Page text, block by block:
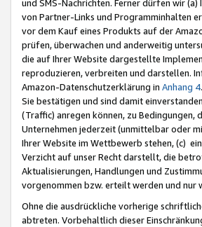
und SMS-Nachrichten. Ferner dürfen wir
von Partner-Links und Programminhalten
vor dem Kauf eines Produkts auf der
prüfen, überwachen und anderweitig
die auf Ihrer Website dargestellte
reproduzieren, verbreiten und darstellen.
Amazon-Datenschutzerklärung in Anhang 4.
Sie bestätigen und sind damit
(Traffic) anregen können, zu Bedingungen,
Unternehmen jederzeit (unmittelbar oder
Ihrer Website im Wettbewerb stehen, (c)
Verzicht auf unser Recht darstellt, die
Aktualisierungen, Handlungen und
vorgenommen bzw. erteilt werden und
Ohne die ausdrückliche vorherige
abtreten. Vorbehaltlich dieser